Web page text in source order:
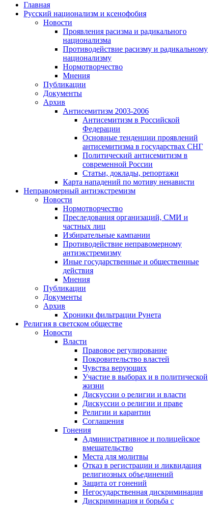
Главная
Русский национализм и ксенофобия
Новости
Проявления расизма и радикального
национализма
Противодействие расизму и радикальному
национализму
Нормотворчество
Мнения
Публикации
Документы
Архив
Антисемитизм 2003-2006
Антисемитизм в Российской
Федерации
Основные тенденции проявлений
антисемитизма в государствах СНГ
Политический антисемитизм в
современной России
Статьи, доклады, репортажи
Карта нападений по мотиву ненависти
Неправомерный антиэкстремизм
Новости
Нормотворчество
Преследования организаций, СМИ и
частных лиц
Избирательные кампании
Противодействие неправомерному
антиэкстремизму
Иные государственные и общественные
действия
Мнения
Публикации
Документы
Архив
Хроники фильтрации Рунета
Религия в светском обществе
Новости
Власти
Правовое регулирование
Покровительство властей
Чувства верующих
Участие в выборах и в политической
жизни
Дискуссии о религии и власти
Дискуссии о религии и праве
Религии и карантин
Соглашения
Гонения
Административное и полицейское
вмешательство
Места для молитвы
Отказ в регистрации и ликвидация
религиозных объединений
Защита от гонений
Негосударственная дискриминация
Дискриминация и борьба с